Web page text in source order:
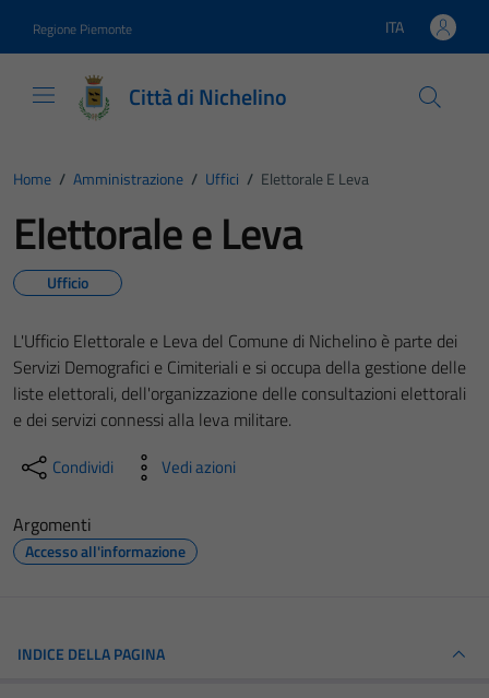
Regione Piemonte Lingua attiva:
ITA
Città di Nichelino
Home / Amministrazione / Uffici / Elettorale E Leva
Elettorale e Leva
Ufficio
L'Ufficio Elettorale e Leva del Comune di Nichelino è parte dei
Servizi Demografici e Cimiteriali e si occupa della gestione delle
liste elettorali, dell'organizzazione delle consultazioni elettorali
e dei servizi connessi alla leva militare.
Condividi Vedi azioni
Argomenti
Accesso all'informazione
INDICE DELLA PAGINA